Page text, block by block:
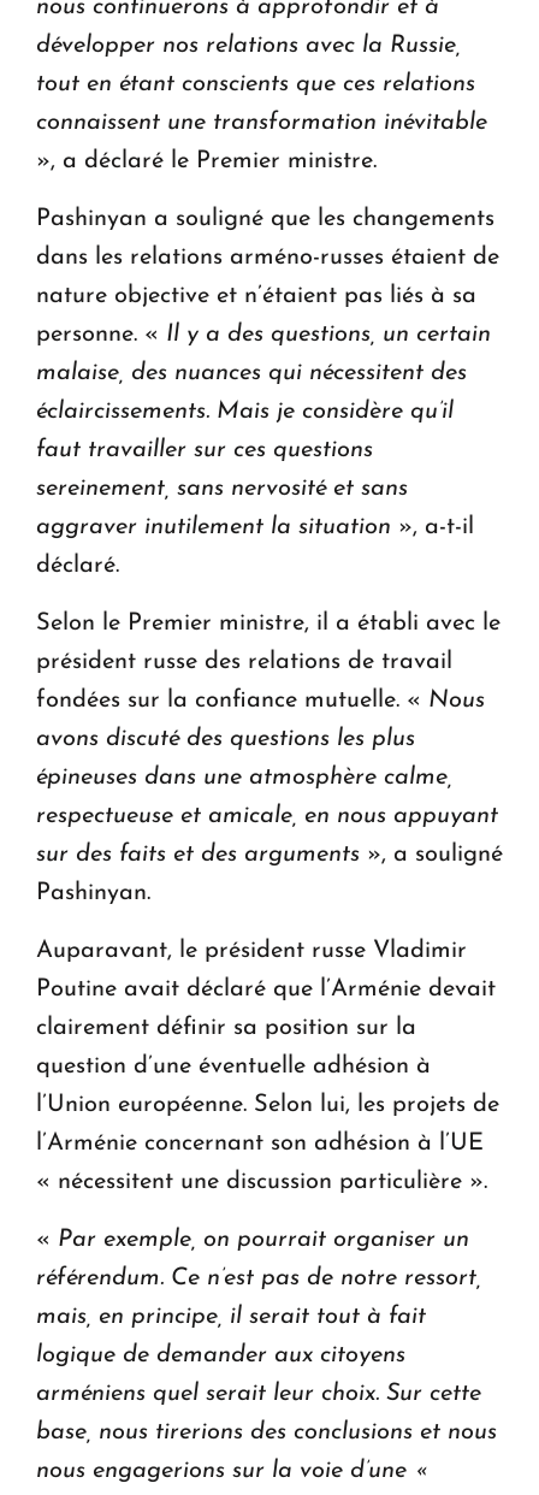
nous continuerons à approfondir et à
développer nos relations avec la Russie,
tout en étant conscients que ces relations
connaissent une transformation inévitable
», a déclaré le Premier ministre.
Pashinyan a souligné que les changements
dans les relations arméno-russes étaient de
nature objective et n’étaient pas liés à sa
personne. « Il y a des questions, un certain
malaise, des nuances qui nécessitent des
éclaircissements. Mais je considère qu’il
faut travailler sur ces questions
sereinement, sans nervosité et sans
aggraver inutilement la situation », a-t-il
déclaré.
Selon le Premier ministre, il a établi avec le
président russe des relations de travail
fondées sur la confiance mutuelle. « Nous
avons discuté des questions les plus
épineuses dans une atmosphère calme,
respectueuse et amicale, en nous appuyant
sur des faits et des arguments », a souligné
Pashinyan.
Auparavant, le président russe Vladimir
Poutine avait déclaré que l’Arménie devait
clairement définir sa position sur la
question d’une éventuelle adhésion à
l’Union européenne. Selon lui, les projets de
l’Arménie concernant son adhésion à l’UE
« nécessitent une discussion particulière ».
« Par exemple, on pourrait organiser un
référendum. Ce n’est pas de notre ressort,
mais, en principe, il serait tout à fait
logique de demander aux citoyens
arméniens quel serait leur choix. Sur cette
base, nous tirerions des conclusions et nous
nous engagerions sur la voie d’une «